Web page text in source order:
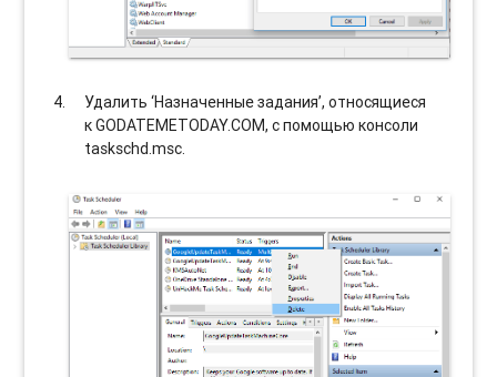
Удалить ‘Назначенные задания’, относящиеся
к GODATEMETODAY.COM, с помощью консоли
taskschd.msc.